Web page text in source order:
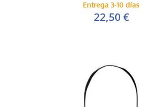
Entrega 3-10 días
22,50 €